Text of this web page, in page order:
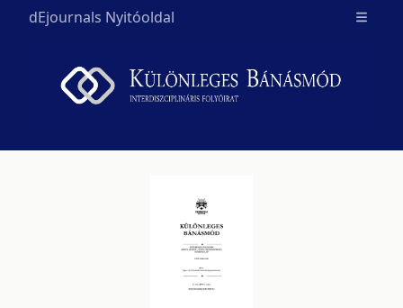
dEjournals Nyitóoldal Open